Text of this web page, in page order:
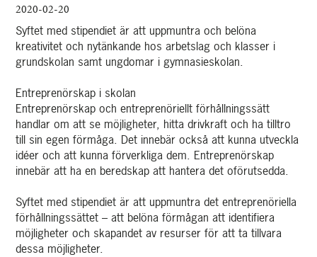
2020-02-20
Syftet med stipendiet är att uppmuntra och belöna
kreativitet och nytänkande hos arbetslag och klasser i
grundskolan samt ungdomar i gymnasieskolan.
Entreprenörskap i skolan
Entreprenörskap och entreprenöriellt förhållningssätt
handlar om att se möjligheter, hitta drivkraft och ha tilltro
till sin egen förmåga. Det innebär också att kunna utveckla
idéer och att kunna förverkliga dem. Entreprenörskap
innebär att ha en beredskap att hantera det oförutsedda.
Syftet med stipendiet är att uppmuntra det entreprenöriella
förhållningssättet – att belöna förmågan att identifiera
möjligheter och skapandet av resurser för att ta tillvara
dessa möjligheter.